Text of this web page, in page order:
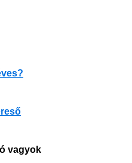
vagyok